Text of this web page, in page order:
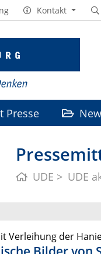
Kontakt
Presse
UDE UDE
Verleihung der